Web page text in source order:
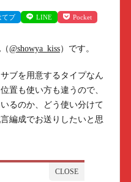
てブ LINE Pocket
@showya_kiss）です。
ブを用意するタイプなん
置も使い方も違うので、
るのか、どう使い分けて
編成でお送りしたいと思